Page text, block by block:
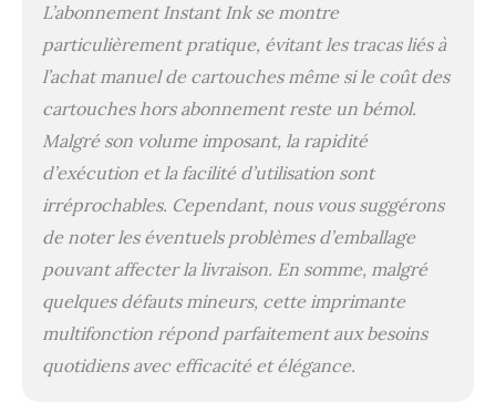
L’abonnement Instant Ink se montre
particulièrement pratique, évitant les tracas liés à
l’achat manuel de cartouches même si le coût des
cartouches hors abonnement reste un bémol.
Malgré son volume imposant, la rapidité
d’exécution et la facilité d’utilisation sont
irréprochables. Cependant, nous vous suggérons
de noter les éventuels problèmes d’emballage
pouvant affecter la livraison. En somme, malgré
quelques défauts mineurs, cette imprimante
multifonction répond parfaitement aux besoins
quotidiens avec efficacité et élégance.